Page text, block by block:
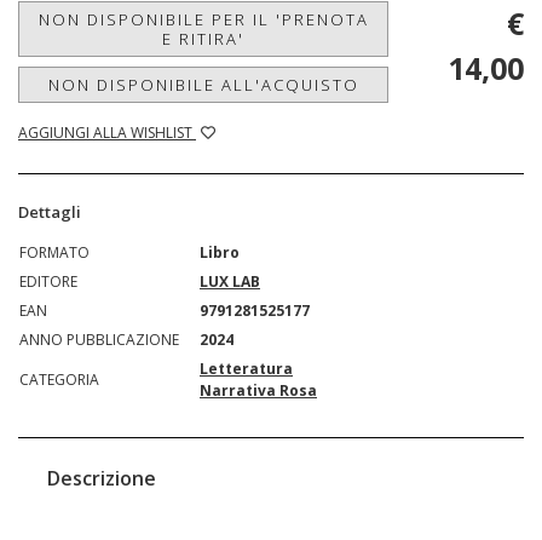
NON DISPONIBILE PER IL 'PRENOTA
E RITIRA'
NON DISPONIBILE ALL'ACQUISTO
AGGIUNGI ALLA WISHLIST
€
14,00
Dettagli
FORMATO
Libro
EDITORE
LUX LAB
EAN
9791281525177
ANNO PUBBLICAZIONE
2024
CATEGORIA
Letteratura
Narrativa Rosa
Descrizione